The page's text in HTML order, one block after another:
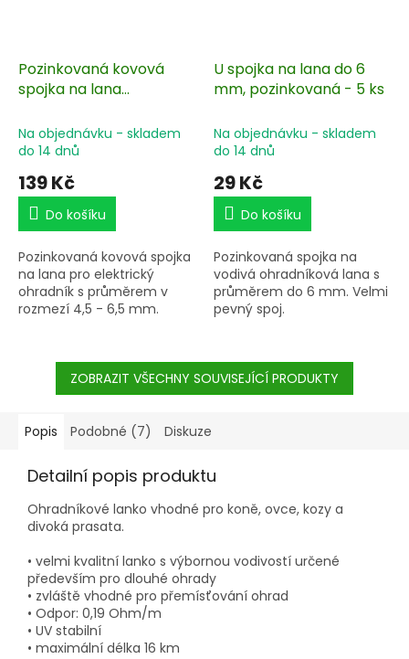
Pozinkovaná kovová
spojka na lana
s průměrem 4,5 až 6,5
mm - 5 ks
Na objednávku - skladem
do 14 dnů
139 Kč
Do košíku
Pozinkovaná kovová spojka
na lana pro elektrický
ohradník s průměrem v
rozmezí 4,5 - 6,5 mm.
Baleno po 5 ks.
U spojka na lana do 6
mm, pozinkovaná - 5 ks
Na objednávku - skladem
do 14 dnů
29 Kč
Do košíku
Pozinkovaná spojka na
vodivá ohradníková lana s
průměrem do 6 mm. Velmi
pevný spoj.
ZOBRAZIT VŠECHNY SOUVISEJÍCÍ PRODUKTY
Popis Podobné (7) Diskuze
Detailní popis produktu
Ohradníkové lanko vhodné pro koně, ovce, kozy a
divoká prasata.
• velmi kvalitní lanko s výbornou vodivostí určené
především pro dlouhé ohrady
• zvláště vhodné pro přemísťování ohrad
• Odpor: 0,19 Ohm/m
• UV stabilní
• maximální délka 16 km